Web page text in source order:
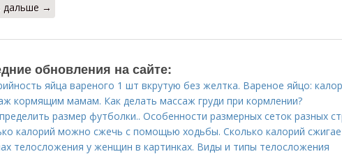
дальше →
обновления на сайте:
яйца вареного 1 шт вкрутую без желтка. Вареное яйцо:
кормящим мамам. Как делать массаж груди при кормлении?
размер футболки.. Особенности размерных сеток разных
калорий можно сжечь с помощью ходьбы. Сколько калорий
телосложения у женщин в картинках. Виды и типы телосложения